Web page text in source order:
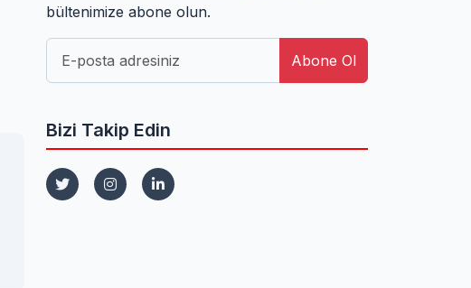
bültenimize abone olun.
Abone Ol
Bizi Takip Edin